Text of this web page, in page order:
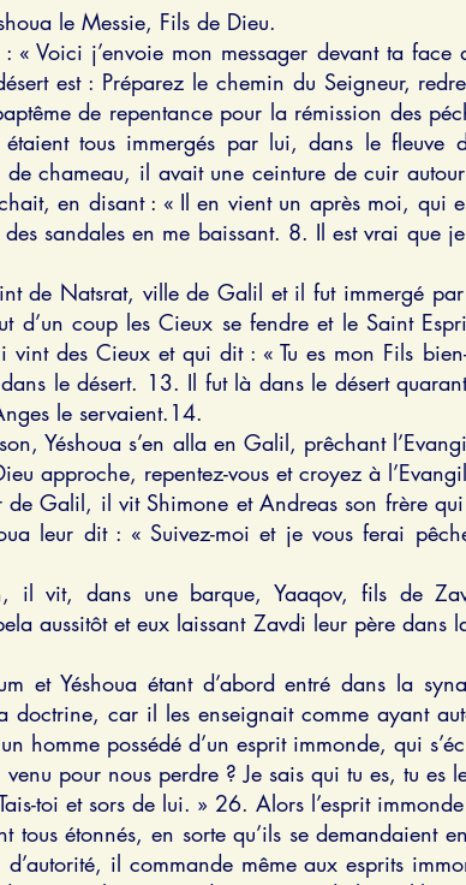
le Messie, Fils de Dieu.
« Voici j’envoie mon messager devant ta
est : Préparez le chemin du Seigneur,
de repentance pour la rémission des
tous immergés par lui, dans le fleuve
chameau, il avait une ceinture de cuir
en disant : « Il en vient un après moi, qui
sandales en me baissant. 8. Il est vrai que
de Natsrat, ville de Galil et il fut immergé
d’un coup les Cieux se fendre et le Saint
des Cieux et qui dit : « Tu es mon Fils
le désert. 13. Il fut là dans le désert
le servaient.14.
Yéshoua s’en alla en Galil, prêchant
approche, repentez-vous et croyez à
Galil, il vit Shimone et Andreas son frère
leur dit : « Suivez-moi et je vous ferai
il vit, dans une barque, Yaaqov, fils de
aussitôt et eux laissant Zavdi leur père dans
et Yéshoua étant d’abord entré dans la
doctrine, car il les enseignait comme ayant
homme possédé d’un esprit immonde, qui
pour nous perdre ? Je sais qui tu es, tu es
toi et sors de lui. » 26. Alors l’esprit
étonnés, en sorte qu’ils se demandaient
il commande même aux esprits